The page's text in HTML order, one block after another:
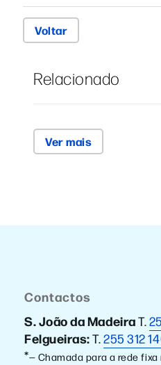
Voltar
Relacionado
Ver mais
Contactos
S. João da MadeiraT.
Felgueiras:T.255 312
*— Chamada para a rede